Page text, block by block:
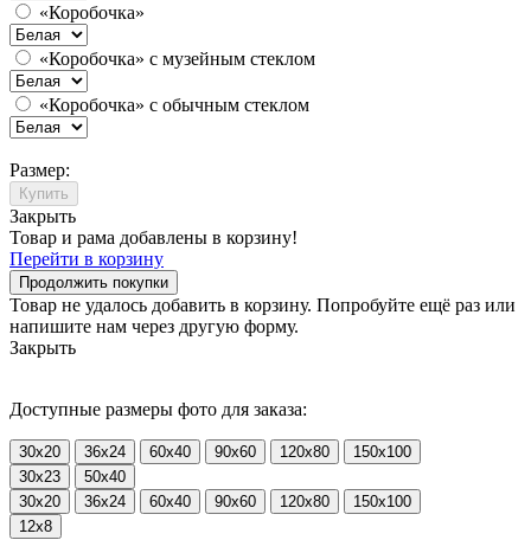
«Коробочка»
«Коробочка» с музейным стеклом
«Коробочка» с обычным стеклом
Размер:
Купить
Закрыть
Товар и рама добавлены в корзину!
Перейти в корзину
Продолжить покупки
Товар не удалось добавить в корзину. Попробуйте ещё раз или
напишите нам через другую форму.
Закрыть
Доступные размеры фото для заказа:
30x20 36x24 60x40 90x60 120x80
150x100
30x23
50x40
30x20
36x24 60x40 90x60 120x80
150x100
12x8